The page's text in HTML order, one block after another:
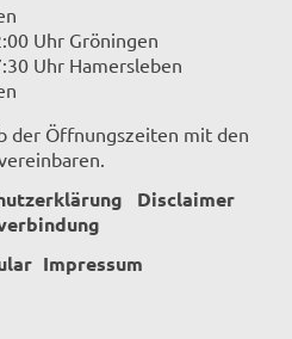
Uhr Gröningen
Uhr Hamersleben
der Öffnungszeiten mit den
Disclaimer
Impressum